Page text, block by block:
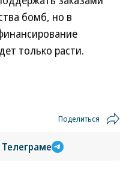
бомб, но в
только расти.
Поделиться
Телеграме